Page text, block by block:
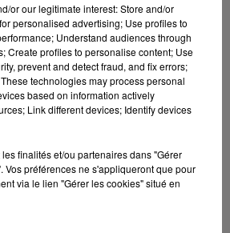
or our legitimate interest: Store and/or
personalised advertising; Use profiles to
Understand audiences through
Create profiles to personalise content; Use
prevent and detect fraud, and fix errors;
technologies may process personal
based on information actively
Link different devices; Identify devices
finalités et/ou partenaires dans "Gérer
préférences ne s'appliqueront que pour
via le lien "Gérer les cookies" situé en